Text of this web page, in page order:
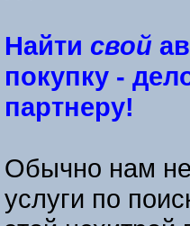
Найти свой
покупку -
партнеру!
Обычно нам не
услуги по